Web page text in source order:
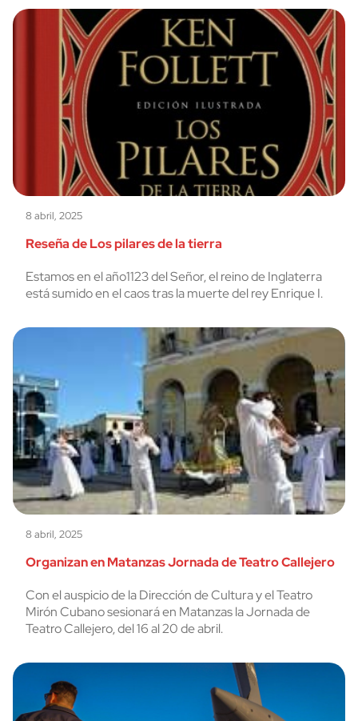
8 abril, 2025
Reseña de Los pilares de la tierra
Estamos en el año1123 del Señor, el reino de Inglaterra
está sumido en el caos tras la muerte del rey Enrique I.
8 abril, 2025
Organizan en Matanzas Jornada de Teatro Callejero
Con el auspicio de la Dirección de Cultura y el Teatro
Mirón Cubano sesionará en Matanzas la Jornada de
Teatro Callejero, del 16 al 20 de abril.